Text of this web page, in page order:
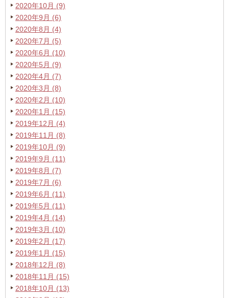
2020年10月 (9)
2020年9月 (6)
2020年8月 (4)
2020年7月 (5)
2020年6月 (10)
2020年5月 (9)
2020年4月 (7)
2020年3月 (8)
2020年2月 (10)
2020年1月 (15)
2019年12月 (4)
2019年11月 (8)
2019年10月 (9)
2019年9月 (11)
2019年8月 (7)
2019年7月 (6)
2019年6月 (11)
2019年5月 (11)
2019年4月 (14)
2019年3月 (10)
2019年2月 (17)
2019年1月 (15)
2018年12月 (8)
2018年11月 (15)
2018年10月 (13)